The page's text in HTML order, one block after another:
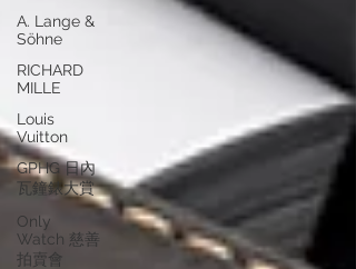
A. Lange &
Söhne
RICHARD
MILLE
Louis
Vuitton
GPHG 日內
瓦鐘錶大賞
Only
Watch 慈善
拍賣會